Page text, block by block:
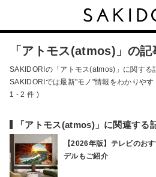
「アトモス(atmos)」の記
SAKIDORIの「アトモス(atmos)」に関する
SAKIDORIでは最新"モノ"情報をわかりや
1 - 2 件 )
「アトモス(atmos)」に関連する
【2026年版】テレビのお
デルもご紹介